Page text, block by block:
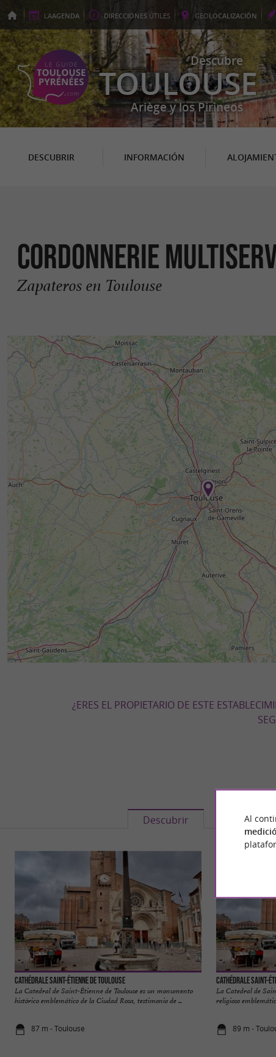
LAAGENDA DIRECCIONES ÚTILES GEOLOCALIZACIÓN
Descubre
TOULOUSE
Ariège y los Pirineos
DESCUBRIR INFORMACIÓN
Cordonnerie
Zapateros en Toulouse
¿ERES EL PROPIETARIO DE ESTE
Descubrir
Cathédrale Saint-Étienne de Toulouse
La Catedral de Saint-Étienne de Toulouse es un monumento
histórico emblemático de la Ciudad Rosa, testimonio de ...
87 m - Toulouse
Cathédrale Saint-
La Catedral de
religioso
89 m -
Al